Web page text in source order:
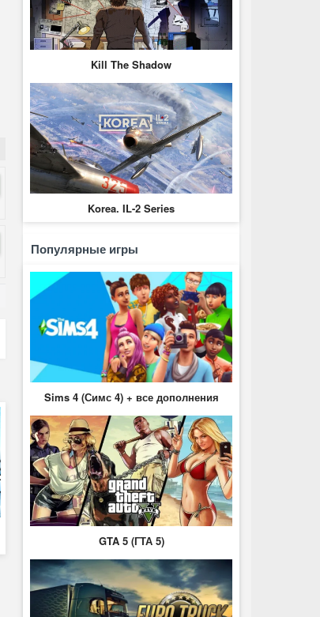
Kill The Shadow
Korea. IL-2 Series
Популярные игры
Sims 4 (Симс 4) + все дополнения
GTA 5 (ГТА 5)